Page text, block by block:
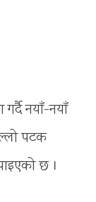
गर्दै नयाँ-नयाँ
पटक
छ ।